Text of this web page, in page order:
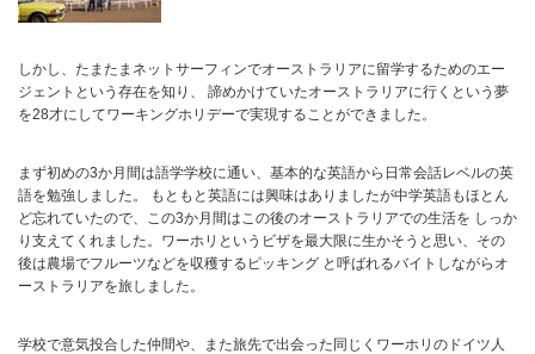
しかし、たまたまネットサーフィンでオーストラリアに留学するためのエー
ジェントという存在を知り、 諦めかけていたオーストラリアに行くという夢
を28才にしてワーキングホリデーで実現することができました。
まず初めの3か月間は語学学校に通い、基本的な英語から日常会話レベルの英
語を勉強しました。 もともと英語には興味はありましたが中学英語もほとん
ど忘れていたので、この3か月間はこの後のオーストラリアでの生活を しっか
り支えてくれました。ワーホリというビザを最大限に生かそうと思い、その
後は農場でフルーツなどを収穫するピッキング と呼ばれるバイトしながらオ
ーストラリアを旅しました。
学校で意気投合した仲間や、また旅先で出会った同じくワーホリのドイツ人